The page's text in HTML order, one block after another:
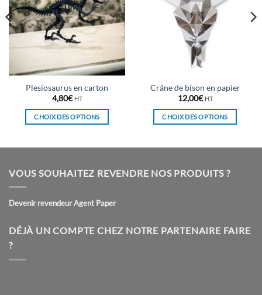
Plesiosaurus en carton
4,80€ HT
CHOIX DES OPTIONS
variations.
options
être
Crâne de bison en papier
12,00€ HT
CHOIX DES OPTIONS
variations.
être
VOUS SOUHAITEZ REVENDRE NOS PRODUITS ?
Devenir revendeur Agent Paper
DÉJÀ UN COMPTE CHEZ NOTRE PARTENAIRE FAIRE
?